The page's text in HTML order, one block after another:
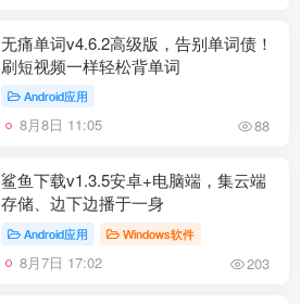
无痛单词v4.6.2高级版，告别单词债！
刷短视频一样轻松背单词
Android应用
8月8日 11:05 88
鲨鱼下载v1.3.5安卓+电脑端，集云端
存储、边下边播于一身
Android应用 Windows软件
8月7日 17:02 203